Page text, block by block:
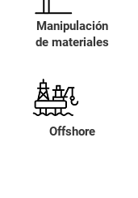
Manipulación
de materiales
Offshore